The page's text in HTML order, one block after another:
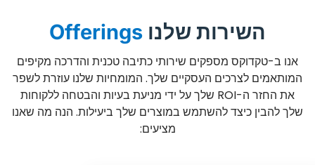
השירות שלנוOfferings
אנו ב-טקדוקס מספקים שירותי כתיבה טכנית והדרכה מקיפים
המותאמים לצרכים העסקיים שלך. המומחיות שלנו עוזרת לשפר
את החזר ה-ROI שלך על ידי מניעת בעיות והבטחה ללקוחות
שלך להבין כיצד להשתמש במוצרים שלך ביעילות. הנה מה שאנו
מציעים: